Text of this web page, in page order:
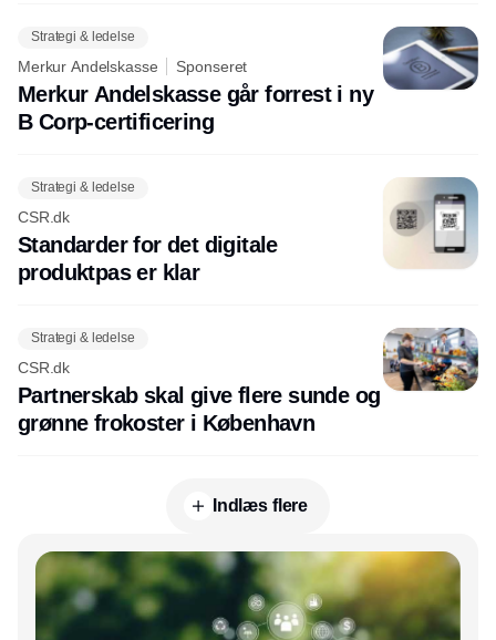
Strategi & ledelse
Merkur Andelskasse Sponseret
Merkur Andelskasse går forrest i ny
B Corp-certificering
Strategi & ledelse
CSR.dk
Standarder for det digitale
produktpas er klar
Strategi & ledelse
CSR.dk
Partnerskab skal give flere sunde og
grønne frokoster i København
Indlæs flere
Annonce